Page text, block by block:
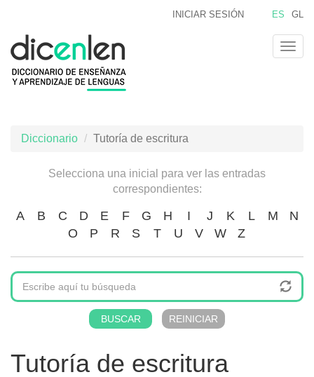
contenido
principal
ES GL
INICIAR SESIÓN
Diccionario Tutoría de escritura
Selecciona una inicial para ver las entradas
correspondientes:
A B C D E F G H I J K L M
N
O
P R S T U V W Z
Tutoría de escritura